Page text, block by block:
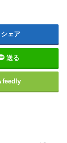
シェア
送る
feedly